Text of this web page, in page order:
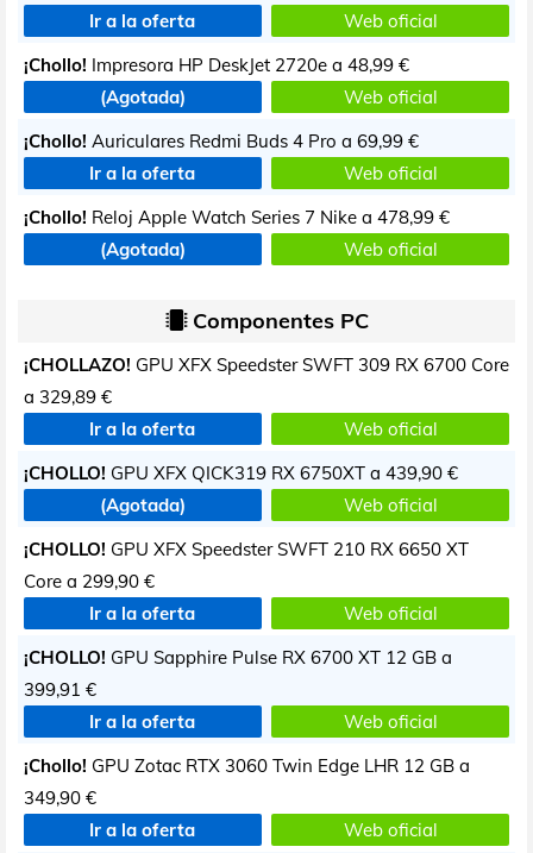
Ir a la oferta
Web oficial
¡Chollo! Impresora HP DeskJet 2720e a 48,99 €
(Agotada)
Web oficial
¡Chollo! Auriculares Redmi Buds 4 Pro a 69,99 €
Ir a la oferta
Web oficial
¡Chollo! Reloj Apple Watch Series 7 Nike a 478,99 €
(Agotada)
Web oficial
Componentes PC
¡CHOLLAZO! GPU XFX Speedster SWFT 309 RX 6700 Core
a 329,89 €
Ir a la oferta
Web oficial
¡CHOLLO! GPU XFX QICK319 RX 6750XT a 439,90 €
(Agotada)
Web oficial
¡CHOLLO! GPU XFX Speedster SWFT 210 RX 6650 XT
Core a 299,90 €
Ir a la oferta
Web oficial
¡CHOLLO! GPU Sapphire Pulse RX 6700 XT 12 GB a
399,91 €
Ir a la oferta
Web oficial
¡Chollo! GPU Zotac RTX 3060 Twin Edge LHR 12 GB a
349,90 €
Ir a la oferta
Web oficial